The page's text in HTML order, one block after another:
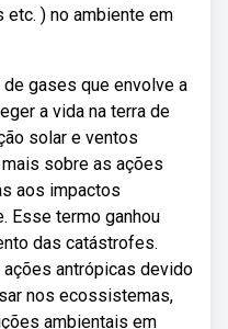
etc. ) no ambiente em
gases que envolve a
a vida na terra de
solar e ventos
sobre as ações
aos impactos
Esse termo ganhou
das catástrofes.
antrópicas devido
nos ecossistemas,
ambientais em